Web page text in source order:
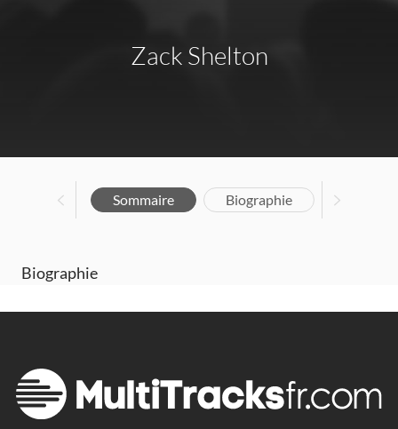
Zack Shelton
Sommaire Biographie
Biographie